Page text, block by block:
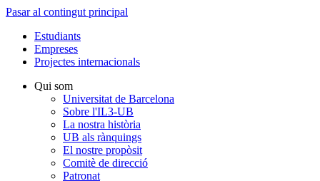
Pasar al contingut principal
Estudiants
Empreses
Projectes internacionals
Qui som
Universitat de Barcelona
Sobre l'IL3-UB
La nostra història
UB als rànquings
El nostre propòsit
Comitè de direcció
Patronat